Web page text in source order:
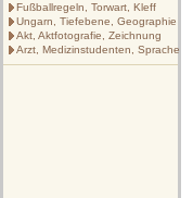
Fußballregeln, Torwart, Kleff
Ungarn, Tiefebene, Geographie
Akt, Aktfotografie, Zeichnung
Arzt, Medizinstudenten, Sprache